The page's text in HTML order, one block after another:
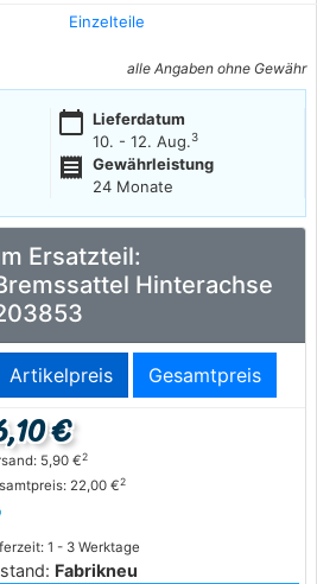
Einzelteile
alle Angaben ohne Gewähr
calendar_today Lieferdatum
10. - 12. Aug.3
receipt
Gewährleistung
24 Monate
Ersatzteil:
Hinterachse
Artikelpreis Gesamtpreis
1 - 3 Werktage
Fabrikneu
€
5,90 €2
22,00 €2